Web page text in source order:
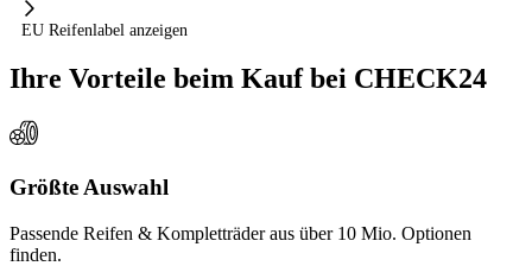
EU Reifenlabel anzeigen
Ihre Vorteile beim Kauf bei CHECK24
Größte Auswahl
Passende Reifen & Kompletträder aus über 10 Mio. Optionen
finden.